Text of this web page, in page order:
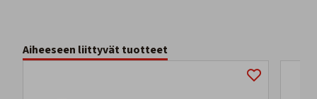
Aiheeseen liittyvät tuotteet